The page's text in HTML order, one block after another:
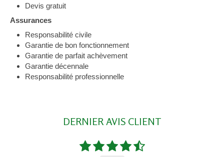
Devis gratuit
Assurances
Responsabilité civile
Garantie de bon fonctionnement
Garantie de parfait achèvement
Garantie décennale
Responsabilité professionnelle
DERNIER AVIS CLIENT